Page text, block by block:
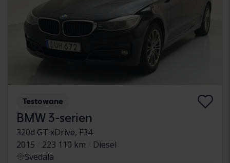
Testowane
BMW 3-serien
320d GT xDrive, F34
2015
223 110 km
Diesel
Svedala